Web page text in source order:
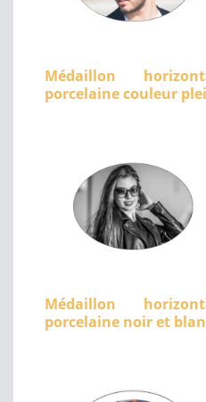
Médaillon
porcelaine couleur
Médaillon
porcelaine noir et